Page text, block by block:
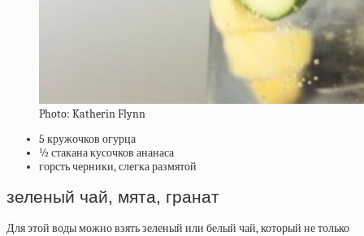
Photo: Katherin Flynn
5 кружочков огурца
½ стакана кусочков ананаса
горсть черники, слегка размятой
зеленый чай, мята, гранат
Для этой воды можно взять зеленый или белый чай, который не только